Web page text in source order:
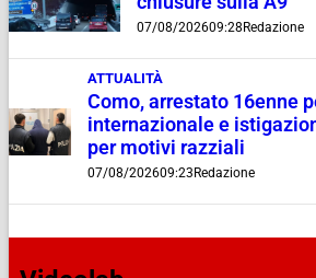
07/08/202609:28 Redazione
ATTUALITÀ
Como, arrestato 16enne
internazionale e
per motivi razziali
07/08/202609:23 Redazione